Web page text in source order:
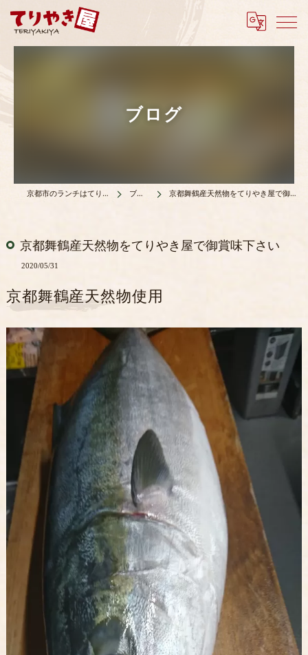
ブログ
京都市のランチはてりやき屋 ブログ 京都舞鶴産天然物をてりやき屋で御賞味下さい
京都舞鶴産天然物をてりやき屋で御賞味下さい
2020/05/31
京都舞鶴産天然物使用